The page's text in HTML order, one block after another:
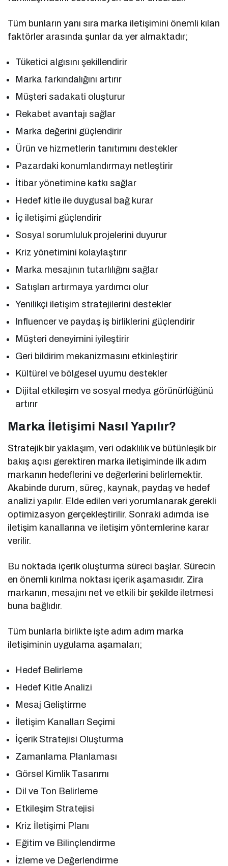
Tüm bunların yanı sıra marka iletişimini önemli kılan
faktörler arasında şunlar da yer almaktadır;
Tüketici algısını şekillendirir
Marka farkındalığını artırır
Müşteri sadakati oluşturur
Rekabet avantajı sağlar
Marka değerini güçlendirir
Ürün ve hizmetlerin tanıtımını destekler
Pazardaki konumlandırmayı netleştirir
İtibar yönetimine katkı sağlar
Hedef kitle ile duygusal bağ kurar
İç iletişimi güçlendirir
Sosyal sorumluluk projelerini duyurur
Kriz yönetimini kolaylaştırır
Marka mesajının tutarlılığını sağlar
Satışları artırmaya yardımcı olur
Yenilikçi iletişim stratejilerini destekler
Influencer ve paydaş iş birliklerini güçlendirir
Müşteri deneyimini iyileştirir
Geri bildirim mekanizmasını etkinleştirir
Kültürel ve bölgesel uyumu destekler
Dijital etkileşim ve sosyal medya görünürlüğünü
artırır
Marka İletişimi Nasıl Yapılır?
Stratejik bir yaklaşım, veri odaklılık ve bütünleşik bir
bakış açısı gerektiren marka iletişiminde ilk adım
markanın hedeflerini ve değerlerini belirlemektir.
Akabinde durum, süreç, kaynak, paydaş ve hedef
analizi yapılır. Elde edilen veri yorumlanarak gerekli
optimizasyon gerçekleştirilir. Sonraki adımda ise
iletişim kanallarına ve iletişim yöntemlerine karar
verilir.
Bu noktada içerik oluşturma süreci başlar. Sürecin
en önemli kırılma noktası içerik aşamasıdır. Zira
markanın, mesajını net ve etkili bir şekilde iletmesi
buna bağlıdır.
Tüm bunlarla birlikte işte adım adım marka
iletişiminin uygulama aşamaları;
Hedef Belirleme
Hedef Kitle Analizi
Mesaj Geliştirme
İletişim Kanalları Seçimi
İçerik Stratejisi Oluşturma
Zamanlama Planlaması
Görsel Kimlik Tasarımı
Dil ve Ton Belirleme
Etkileşim Stratejisi
Kriz İletişimi Planı
Eğitim ve Bilinçlendirme
İzleme ve Değerlendirme